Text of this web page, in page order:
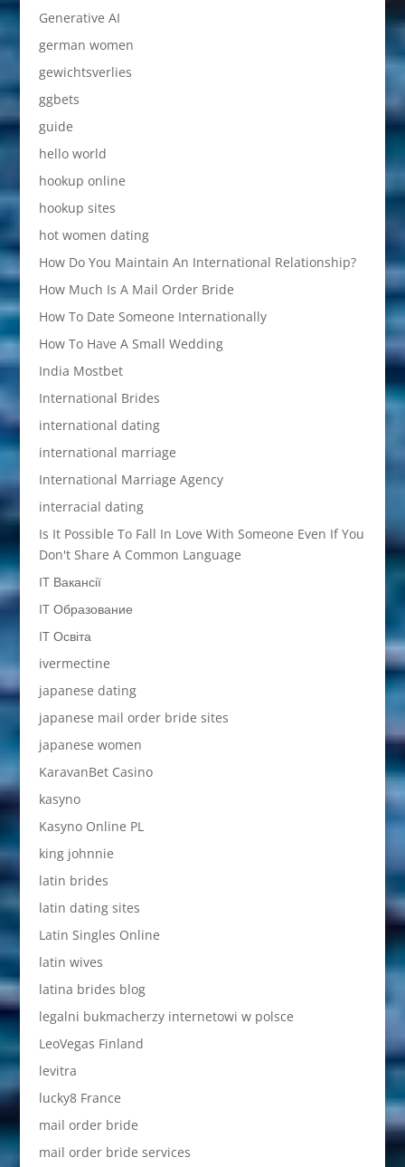
Generative AI
german women
gewichtsverlies
ggbets
guide
hello world
hookup online
hookup sites
hot women dating
How Do You Maintain An International Relationship?
How Much Is A Mail Order Bride
How To Date Someone Internationally
How To Have A Small Wedding
India Mostbet
International Brides
international dating
international marriage
International Marriage Agency
interracial dating
Is It Possible To Fall In Love With Someone Even If You
Don't Share A Common Language
IT Вакансії
IT Образование
IT Освіта
ivermectine
japanese dating
japanese mail order bride sites
japanese women
KaravanBet Casino
kasyno
Kasyno Online PL
king johnnie
latin brides
latin dating sites
Latin Singles Online
latin wives
latina brides blog
legalni bukmacherzy internetowi w polsce
LeoVegas Finland
levitra
lucky8 France
mail order bride
mail order bride services